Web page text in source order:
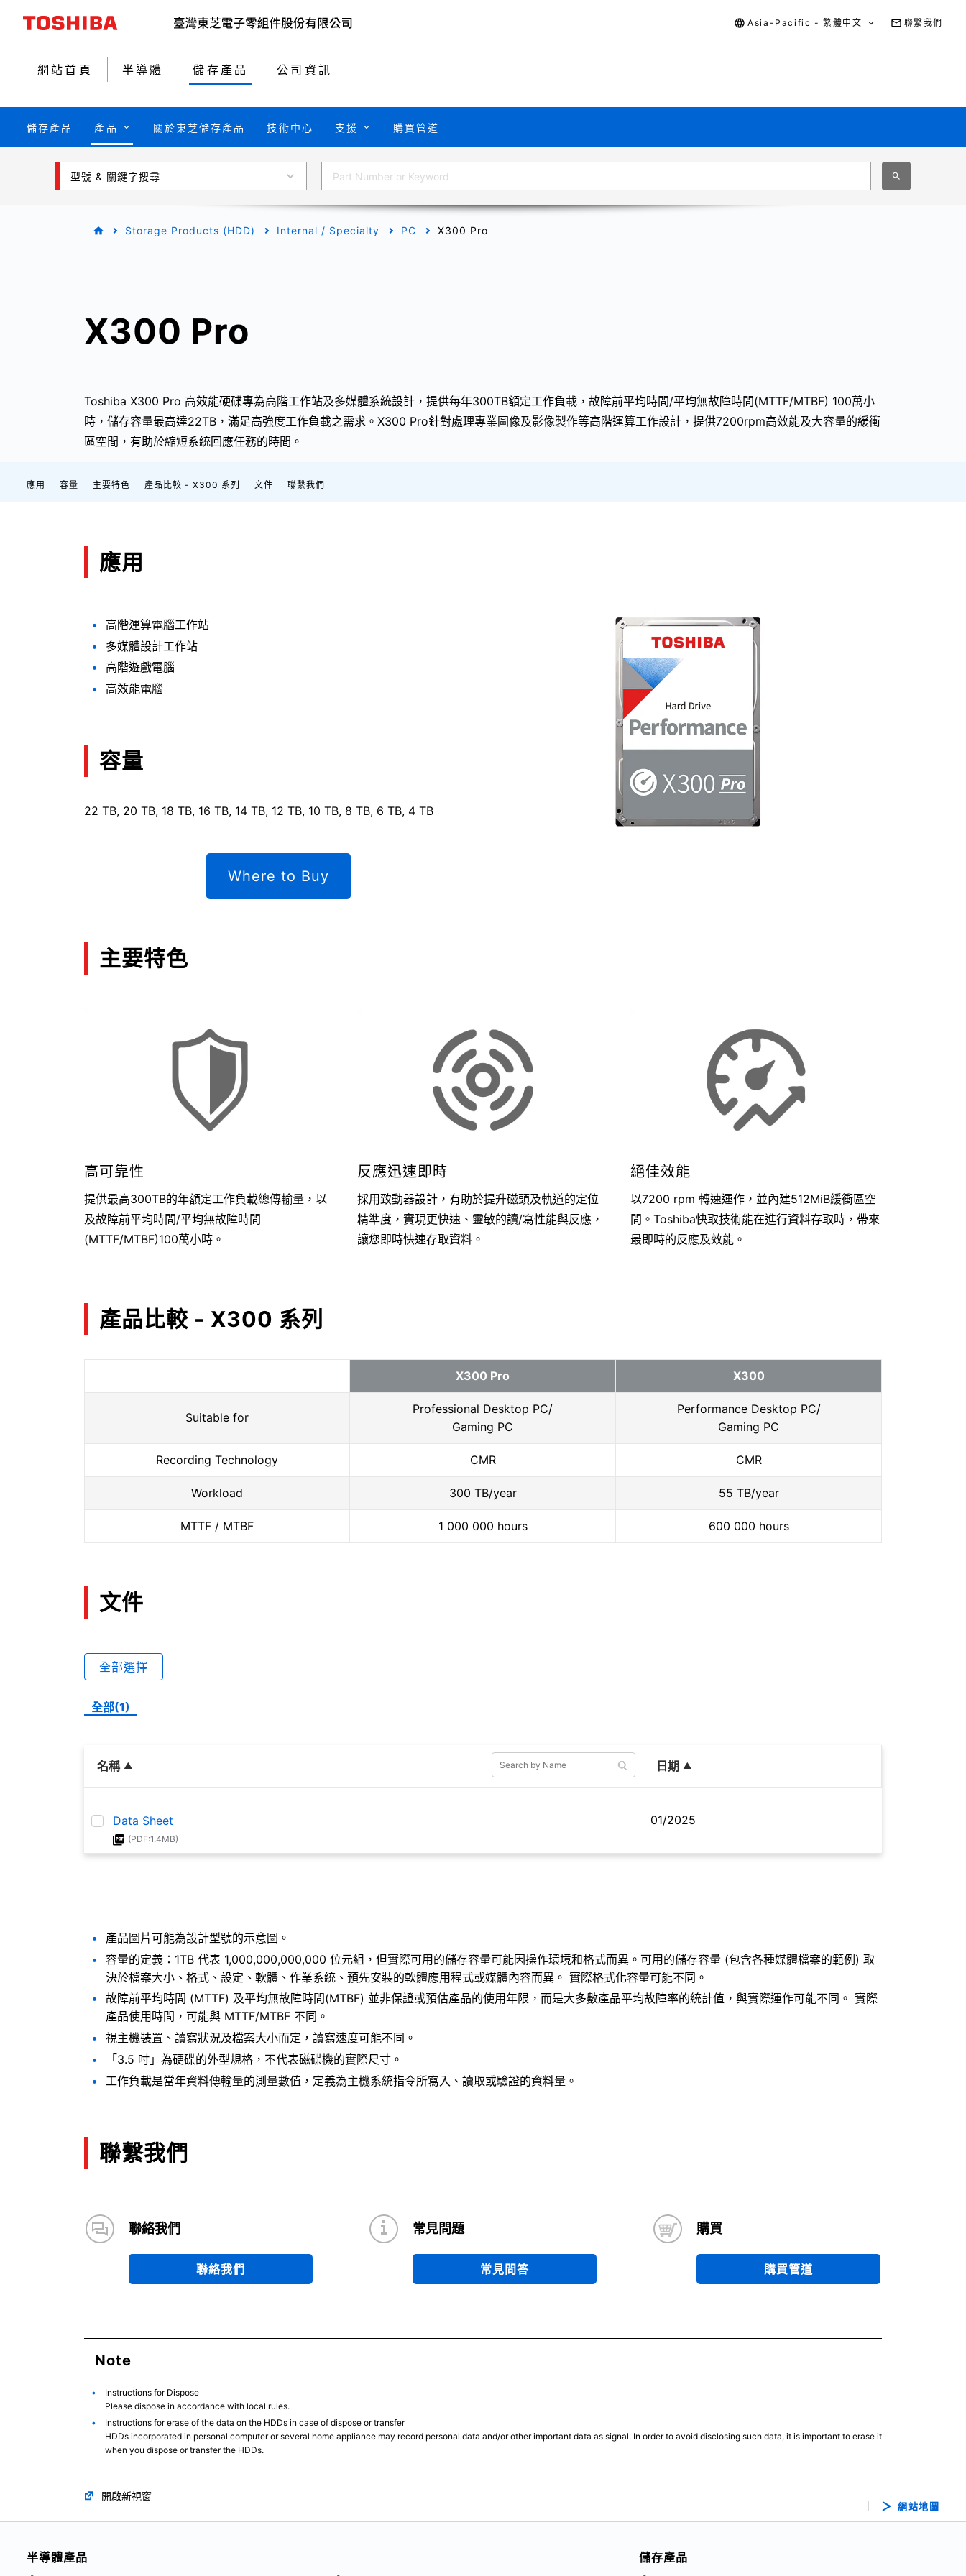
Asia-Pacific - 繁體中文 聯繫我們
網站首頁 半導體 儲存產品 公司資訊
儲存產品 產品 關於東芝儲存產品 技術中心 支援 購買管道
型號 & 關鍵字搜尋
Storage Products (HDD) Internal / Specialty PC X300 Pro
X300 Pro
Toshiba X300 Pro 高效能硬碟專為高階工作站及多媒體系統設計，提供每年300TB額定工作負載，故障前平均時間/平均無故障時間(MTTF/MTBF) 100萬小
時，儲存容量最高達22TB，滿足高強度工作負載之需求。X300 Pro針對處理專業圖像及影像製作等高階運算工作設計，提供7200rpm高效能及大容量的緩衝
區空間，有助於縮短系統回應任務的時間。
應用 容量 主要特色 產品比較 - X300 系列 文件 聯繫我們
應用
高階運算電腦工作站
多媒體設計工作站
高階遊戲電腦
高效能電腦
容量
22 TB, 20 TB, 18 TB, 16 TB, 14 TB, 12 TB, 10 TB, 8 TB, 6 TB, 4 TB
Where to Buy
主要特色
高可靠性
提供最高300TB的年額定工作負載總傳輸量，以
及故障前平均時間/平均無故障時間
(MTTF/MTBF)100萬小時。
反應迅速即時
採用致動器設計，有助於提升磁頭及軌道的定位
精準度，實現更快速、靈敏的讀/寫性能與反應，
讓您即時快速存取資料。
絕佳效能
以7200 rpm 轉速運作，並內建512MiB緩衝區空
間。Toshiba快取技術能在進行資料存取時，帶來
最即時的反應及效能。
產品比較 - X300 系列
X300 Pro X300
Suitable for
Professional Desktop PC/
Gaming PC
Performance Desktop PC/
Gaming PC
Recording Technology CMR CMR
Workload 300 TB/year 55 TB/year
MTTF / MTBF 1 000 000 hours 600 000 hours
文件
全部選擇
全部(1)
名稱 日期
Data Sheet
(PDF:1.4MB)
01/2025
產品圖片可能為設計型號的示意圖。
容量的定義：1TB 代表 1,000,000,000,000 位元組，但實際可用的儲存容量可能因操作環境和格式而異。可用的儲存容量 (包含各種媒體檔案的範例) 取
決於檔案大小、格式、設定、軟體、作業系統、預先安裝的軟體應用程式或媒體內容而異。 實際格式化容量可能不同。
故障前平均時間 (MTTF) 及平均無故障時間(MTBF) 並非保證或預估產品的使用年限，而是大多數產品平均故障率的統計值，與實際運作可能不同。 實際
產品使用時間，可能與 MTTF/MTBF 不同。
視主機裝置、讀寫狀況及檔案大小而定，讀寫速度可能不同。
「3.5 吋」為硬碟的外型規格，不代表磁碟機的實際尺寸。
工作負載是當年資料傳輸量的測量數值，定義為主機系統指令所寫入、讀取或驗證的資料量。
聯繫我們
聯絡我們
聯絡我們
常見問題
常見問答
購買
購買管道
Note
Instructions for Dispose
Please dispose in accordance with local rules.
Instructions for erase of the data on the HDDs in case of dispose or transfer
HDDs incorporated in personal computer or several home appliance may record personal data and/or other important data as signal. In order to avoid disclosing such data, it is important to erase it
when you dispose or transfer the HDDs.
開啟新視窗
網站地圖
半導體產品
儲存產品